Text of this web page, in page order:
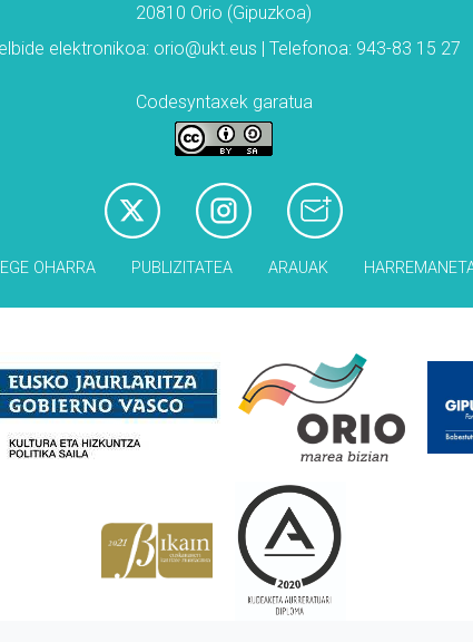
20810 Orio (Gipuzkoa)
elektronikoa: orio@ukt.eus | Telefonoa: 943-83 15 27
Codesyntaxek garatua
OHARRA PUBLIZITATEA ARAUAK